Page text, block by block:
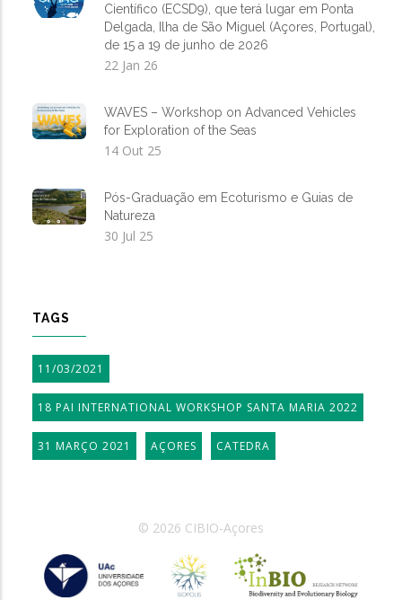
Científico (ECSD9), que terá lugar em Ponta
Delgada, Ilha de São Miguel (Açores, Portugal),
de 15 a 19 de junho de 2026
22 Jan 26
WAVES – Workshop on Advanced Vehicles
for Exploration of the Seas
14 Out 25
Pós-Graduação em Ecoturismo e Guias de
Natureza
30 Jul 25
TAGS
11/03/2021
18 PAI INTERNATIONAL WORKSHOP SANTA MARIA 2022
31 MARÇO 2021 AÇORES CATEDRA
© 2026 CIBIO-Açores